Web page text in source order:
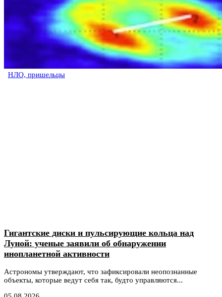
НЛО, пришельцы
Гигантские диски и пульсирующие кольца над
Луной: ученые заявили об обнаружении
инопланетной активности
Астрономы утверждают, что зафиксировали неопознанные
объекты, которые ведут себя так, будто управляются...